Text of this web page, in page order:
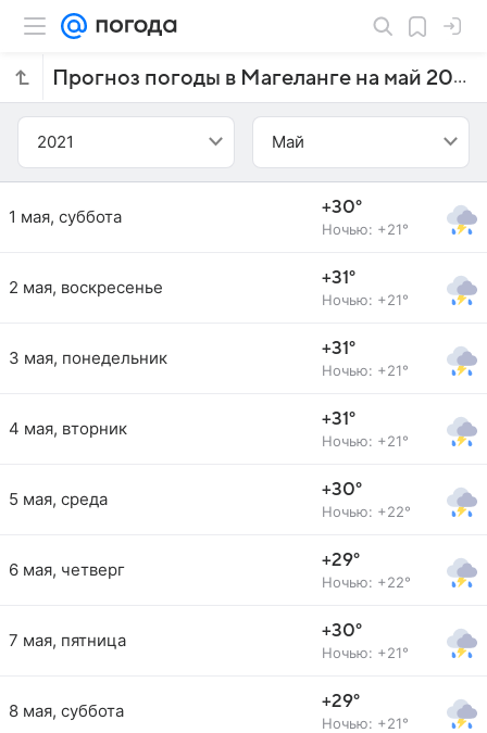
Прогноз погоды в Магеланге на май 2021 года
2021 Май
1 мая, суббота +30°
Ночью: +21°
2 мая, воскресенье +31°
Ночью: +21°
3 мая, понедельник +31°
Ночью: +21°
4 мая, вторник +31°
Ночью: +21°
5 мая, среда +30°
Ночью: +22°
6 мая, четверг +29°
Ночью: +22°
7 мая, пятница +30°
Ночью: +21°
8 мая, суббота +29°
Ночью: +21°